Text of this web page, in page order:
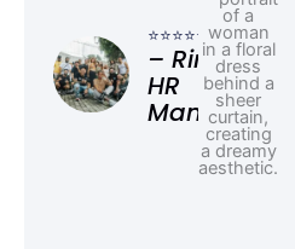
⭐⭐⭐⭐⭐
– Rina,
HR
Manager